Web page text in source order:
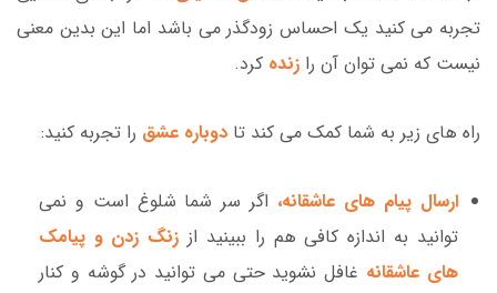
تجربه می کنید یک احساس زودگذر می باشد اما این بدین معنی
نیست که نمی توان آن را زنده کرد.
راه های زیر به شما کمک می کند تا دوباره عشق را تجربه کنید:
ارسال پیام های عاشقانه، اگر سر شما شلوغ است و نمی
توانید به اندازه کافی هم را ببینید از زنگ زدن و پیامک
های عاشقانه غافل نشوید حتی می توانید در گوشه و کنار